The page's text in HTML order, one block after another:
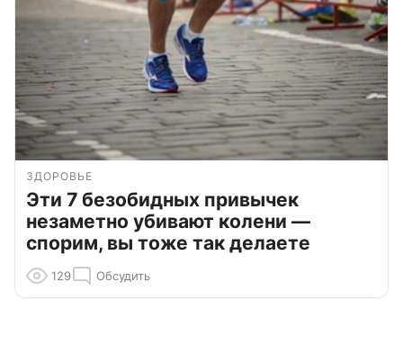
ЗДОРОВЬЕ
Эти 7 безобидных привычек
незаметно убивают колени —
спорим, вы тоже так делаете
129 Обсудить